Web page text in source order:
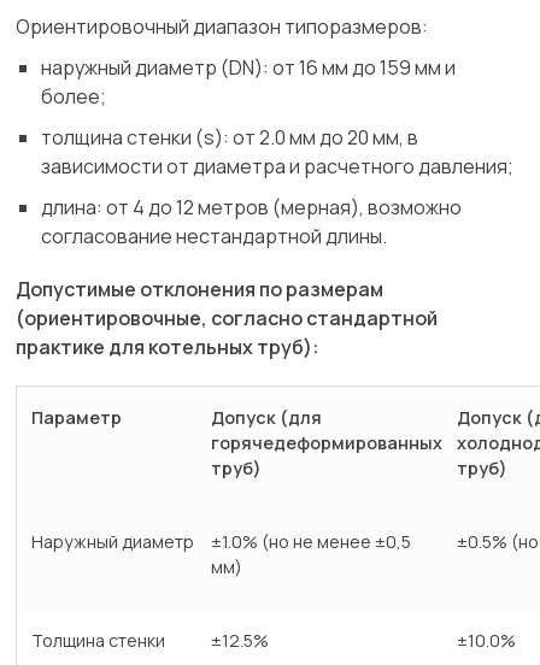
Ориентировочный диапазон типоразмеров:
наружный диаметр (DN): от 16 мм до 159 мм и
более;
толщина стенки (s): от 2.0 мм до 20 мм, в
зависимости от диаметра и расчетного давления;
длина: от 4 до 12 метров (мерная), возможно
согласование нестандартной длины.
Допустимые отклонения по размерам
(ориентировочные, согласно стандартной
практике для котельных труб):
Параметр
Допуск (для
горячедеформированных
труб)
Допуск
труб)
Наружный диаметр
±1.0% (но не менее ±0,5
мм)
±0.5%
Толщина стенки ±12.5% ±10.0%